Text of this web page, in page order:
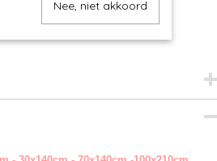
Nee, niet akkoord